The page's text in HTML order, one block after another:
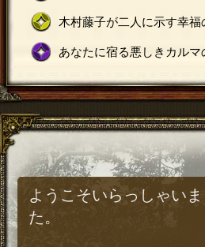
木村藤子が二人に示す幸福
あなたに宿る悪しきカルマ
ようこそいらっしゃいま
た。